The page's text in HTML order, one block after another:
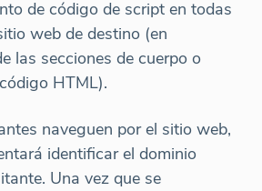
de código de script en todas
web de destino (en
las secciones de cuerpo o
HTML).
naveguen por el sitio web,
identificar el dominio
Una vez que se